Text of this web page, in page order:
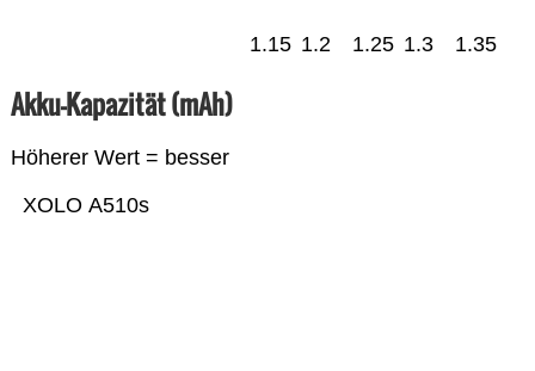
1.15 1.2 1.25 1.3 1.35
Akku-Kapazität (mAh)
Höherer Wert = besser
XOLO A510s